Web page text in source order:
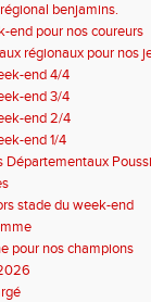
benjamins.
end pour nos coureurs
régionaux pour nos
end 4/4
end 3/4
end 2/4
end 1/4
Départementaux
stade du week-end
pour nos champions